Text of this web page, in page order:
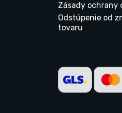
Zásady ochrany
Odstúpenie od
tovaru